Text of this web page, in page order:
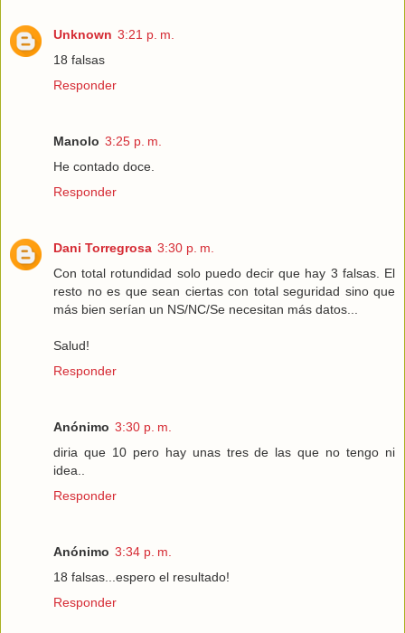
Unknown 3:21 p. m.
18 falsas
Responder
Manolo 3:25 p. m.
He contado doce.
Responder
Dani Torregrosa 3:30 p. m.
Con total rotundidad solo puedo decir que hay 3 falsas. El
resto no es que sean ciertas con total seguridad sino que
más bien serían un NS/NC/Se necesitan más datos...
Salud!
Responder
Anónimo 3:30 p. m.
diria que 10 pero hay unas tres de las que no tengo ni
idea..
Responder
Anónimo 3:34 p. m.
18 falsas...espero el resultado!
Responder